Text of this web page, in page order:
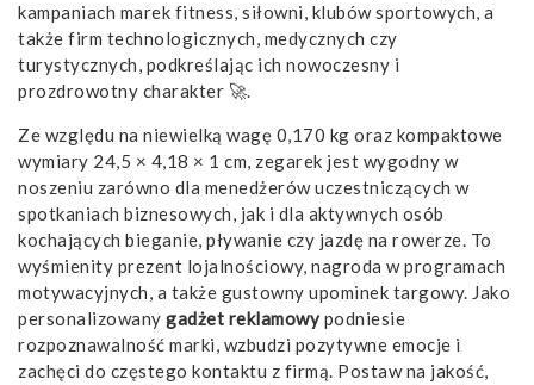
kampaniach marek fitness, siłowni, klubów sportowych, a
także firm technologicznych, medycznych czy
turystycznych, podkreślając ich nowoczesny i
prozdrowotny charakter 🚀.
Ze względu na niewielką wagę 0,170 kg oraz kompaktowe
wymiary 24,5 × 4,18 × 1 cm, zegarek jest wygodny w
noszeniu zarówno dla menedżerów uczestniczących w
spotkaniach biznesowych, jak i dla aktywnych osób
kochających bieganie, pływanie czy jazdę na rowerze. To
wyśmienity prezent lojalnościowy, nagroda w programach
motywacyjnych, a także gustowny upominek targowy. Jako
personalizowany gadżet reklamowypodniesie
rozpoznawalność marki, wzbudzi pozytywne emocje i
zachęci do częstego kontaktu z firmą. Postaw na jakość,